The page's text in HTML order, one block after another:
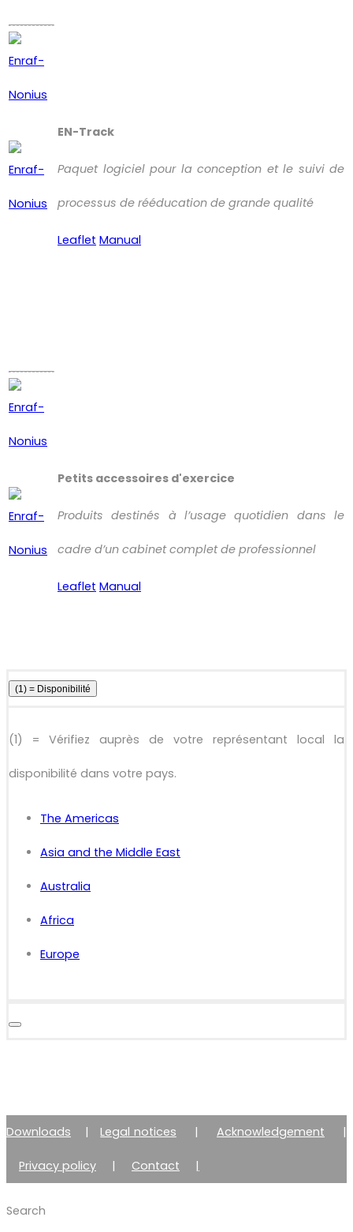
EN-Track
Paquet logiciel pour la conception et le suivi de
processus de rééducation de grande qualité
Leaflet Manual
Petits accessoires d'exercice
Produits destinés à l’usage quotidien dans le
cadre d’un cabinet complet de professionnel
Leaflet Manual
(1) = Disponibilité
(1) = Vérifiez auprès de votre représentant local la
disponibilité dans votre pays.
The Americas
Asia and the Middle East
Australia
Africa
Europe
Downloads |Legal notices | Acknowledgement |
Privacy policy | Contact |
Search